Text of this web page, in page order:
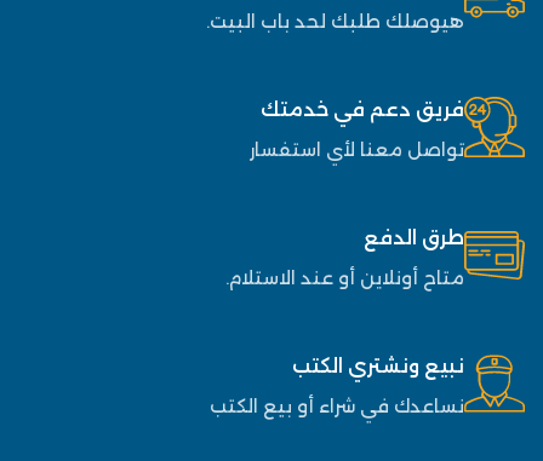
هيوصلك طلبك لحد باب البيت.
فريق دعم في خدمتك
تواصل معنا لأي استفسار
طرق الدفع
متاح أونلاين أو عند الاستلام.
نبيع ونشتري الكتب
نساعدك في شراء أو بيع الكتب